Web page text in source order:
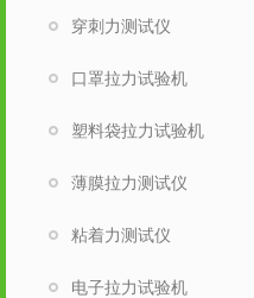
穿刺力测试仪
口罩拉力试验机
塑料袋拉力试验机
薄膜拉力测试仪
粘着力测试仪
电子拉力试验机